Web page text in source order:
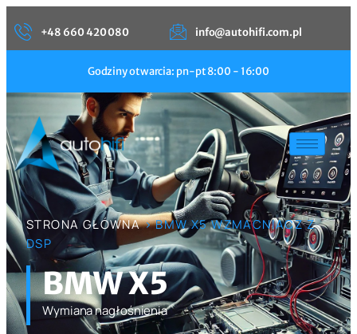
+48 660 420 080 info@autohifi.com.pl
Godziny otwarcia: pn-pt 8:00 - 16:00
STRONA GŁÓWNA> BMW X5 WZMACNIACZ Z
DSP
BMW X5
Wymiana nagłośnienia